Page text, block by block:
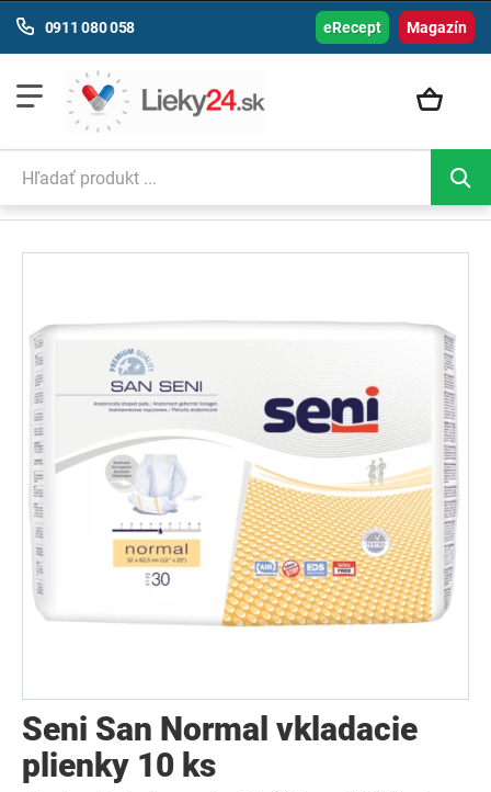
Magazín
0911 080 058 eRecept
Seni San Normal vkladacie
plienky 10 ks